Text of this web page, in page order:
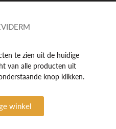
te zien uit de huidige
van alle producten uit
knop klikken.
winkel